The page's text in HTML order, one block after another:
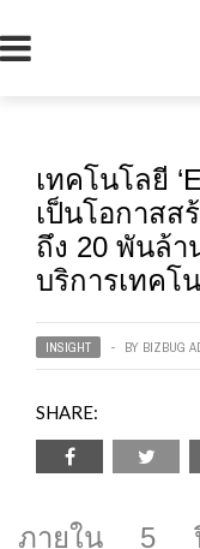
เทคโนโลยี
เป็นโอกาสส
ถึง 20 พันล้า
บริการเทคโ
INSIGHT BY BIZBUG
SHARE:
ภายใน 5 ปี